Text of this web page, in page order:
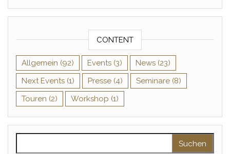
CONTENT
Allgemein (92) Events (3) News (23)
Next Events (1) Presse (4) Seminare (8)
Touren (2) Workshop (1)